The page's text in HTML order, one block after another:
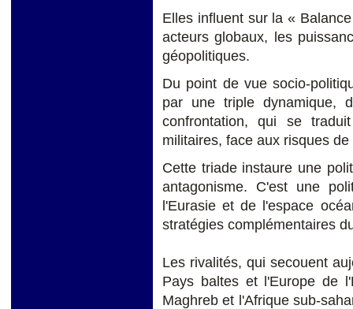
Elles influent sur la «
acteurs globaux, les
géopolitiques.
Du point de vue socio-
par une triple dynamique,
confrontation, qui se
militaires, face aux risques
Cette triade instaure une
antagonisme. C'est une
l'Eurasie et de l'espace
stratégies complémentaires
Les rivalités, qui secouent
Pays baltes et l'Europe de
Maghreb et l'Afrique sub-